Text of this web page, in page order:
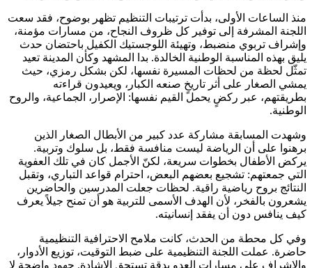
منذ الساعات الأولى، بدأت ترتيبات التنظيم تظهر بوضوح، فقد سعت
اللجنة المشرفة إلى توفير كل ظروف النجاح، من مسارات مؤمنة،
وإشراف تربوي منضبط، وتهيئة اللوجستيك الكفيل باحتضان حدث
يليق بهذه المناسبة الوطنية الخالدة. بدا المشهد وكأن المدينة تعيد
تمثّل لحظة من لحظات المسيرة نفسها، لكن بشكل رمزي، حيث
يمشي الصغار على أثر تاريخٍ صنعه الكبار، ويعيدون قراءته
بطريقتهم، عبر ركضٍ يحمل القيم نفسها: الإصرار، الجماعية، والروح
الوطنية.
وشهدت المسابقة مشاركة عدد كبير من الأبطال الصغار الذين
برهنوا على أن الرياضة ليست منافسة فقط، بل سلوك وتربية.
يركض الأطفال بخطوات سريعة، لكنّ الأجمل كان في تلك العفوية
التي جمعتهم: تشجيع بعضهم البعض، احترام قواعد التباري، وتقبل
النتائج بروح رياضية راقية. لحظات جعلت المدرسين والحاضرين
يشعرون بالفخر، لأن الهدف الأسمى للتربية هو أن تمنح جيلاً يعرف
كيف ينافس دون أن يفقد إنسانيته.
وفي كل محطة من الحدث، كانت ملامح الاحترافية التنظيمية
حاضرة. عملت اللجنة التنظيمية على ضبط التوقيت، توزيع الأدوار،
والإشراف على مسارات العدو بدقة تستحق الإشادة. جهود واضحة لا